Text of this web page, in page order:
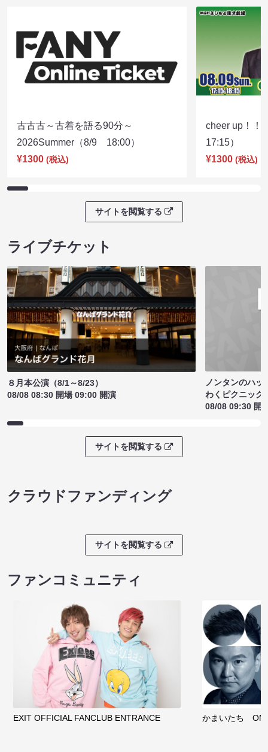
古古古～古着を語る90分～
2026Summer（8/9 18:00）
¥1300 (税込)
cheer up！
17:15）
¥1300 (税込)
サイトを閲覧する
ライブチケット
８月本公演（8/1～8/23）
08/08 08:30 開場 09:00 開演
ノンタンのハッ
わくピクニック
08/08 09:30 開
サイトを閲覧する
クラウドファンディング
サイトを閲覧する
ファンコミュニティ
EXIT OFFICIAL FANCLUB ENTRANCE かまいたち